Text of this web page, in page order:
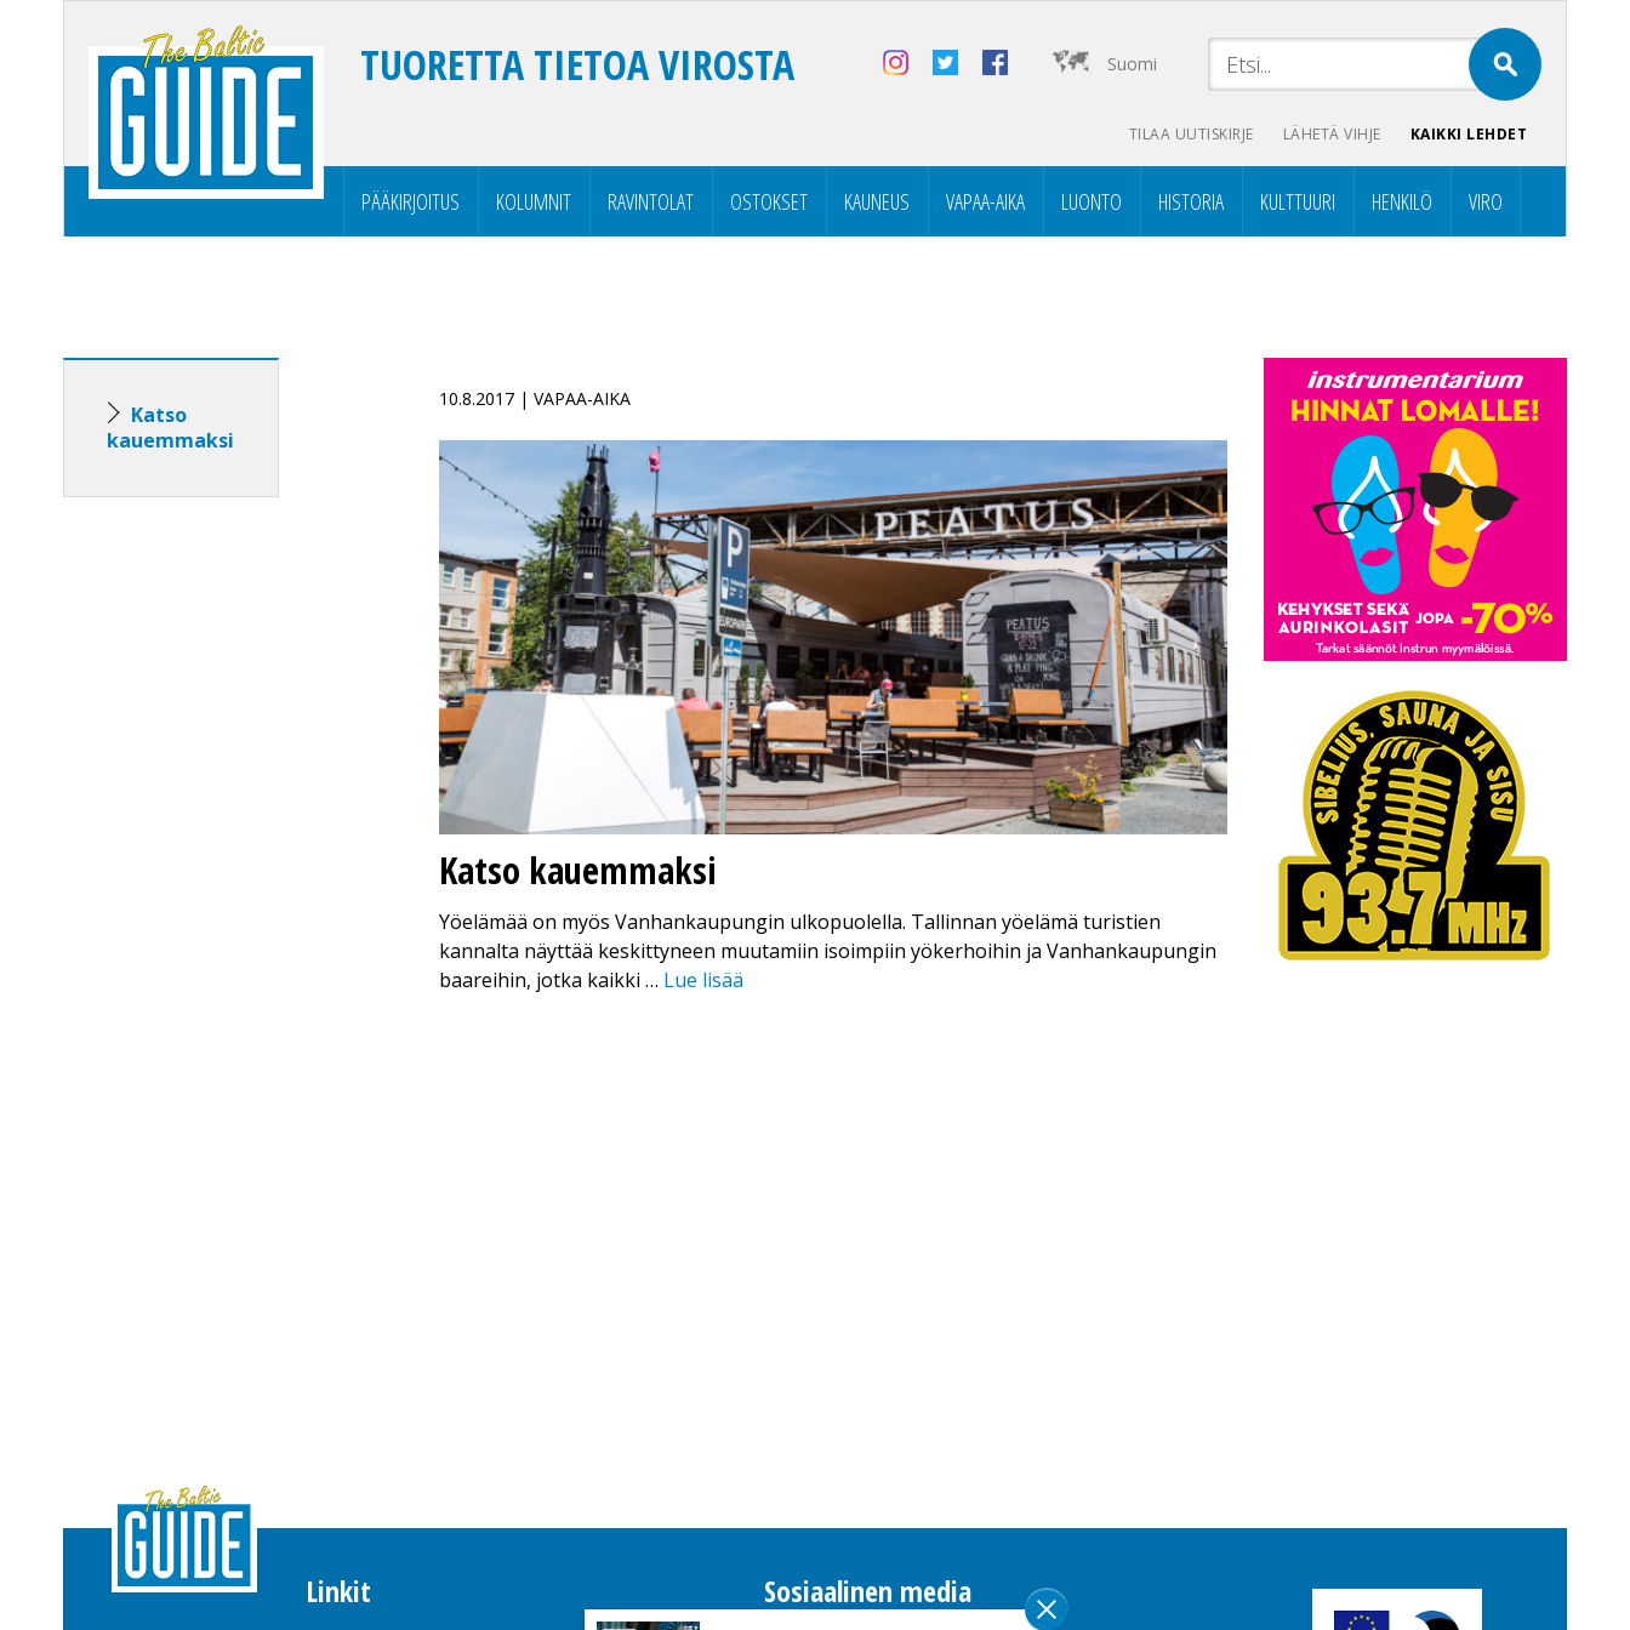
Suomi
TUORETTA TIETOA VIROSTA
TILAA UUTISKIRJE LÄHETÄ VIHJE KAIKKI LEHDET
PÄÄKIRJOITUS KOLUMNIT RAVINTOLAT OSTOKSET KAUNEUS VAPAA-AIKA LUONTO HISTORIA KULTTUURI HENKILÖ VIRO
Katso
kauemmaksi
10.8.2017 | VAPAA-AIKA
Katso kauemmaksi
Yöelämää on myös Vanhankaupungin ulkopuolella. Tallinnan yöelämä turistien
kannalta näyttää keskittyneen muutamiin isoimpiin yökerhoihin ja Vanhankaupungin
baareihin, jotka kaikki … Lue lisää
Linkit Sosiaalinen media